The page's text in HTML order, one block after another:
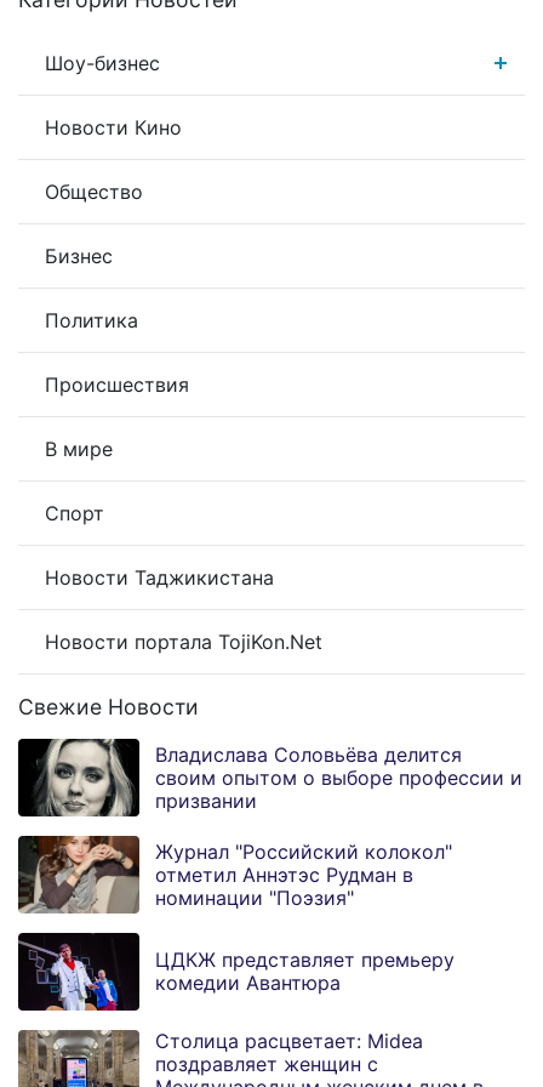
Шоу-бизнес
Новости Кино
Общество
Бизнес
Политика
Происшествия
В мире
Спорт
Новости Таджикистана
Новости портала TojiKon.Net
Свежие Новости
Владислава Соловьёва делится
своим опытом о выборе профессии и
призвании
Журнал "Российский колокол"
отметил Аннэтэс Рудман в
номинации "Поэзия"
ЦДКЖ представляет премьеру
комедии Авантюра
Столица расцветает: Midea
поздравляет женщин с